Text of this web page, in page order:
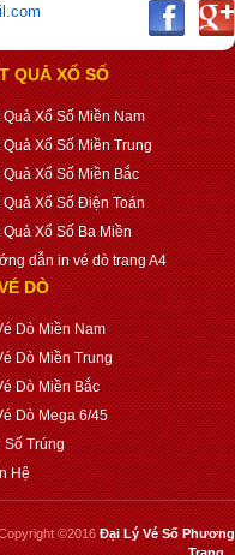
QUẢ XỔ SỐ
Quả Xổ Số Miền Nam
Quả Xổ Số Miền Trung
Quả Xổ Số Miền Bắc
Quả Xổ Số Điện Toán
Quả Xổ Số Ba Miền
dẫn in vé dò trang A4
DÒ
Dò Miền Nam
Dò Miền Trung
Dò Miền Bắc
Dò Mega 6/45
Trúng
Hệ
©2016 Đại Lý Vé Số Phương
Trang